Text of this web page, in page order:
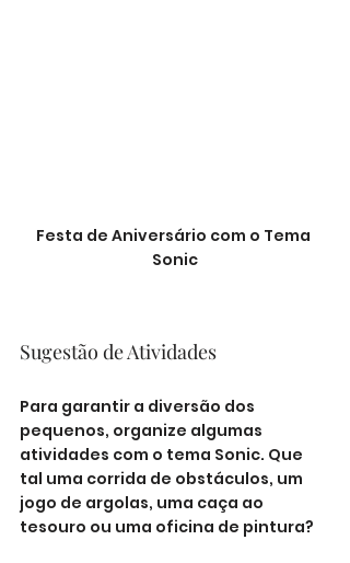
Festa de Aniversário com o Tema
Sonic
Sugestão de Atividades
Para garantir a diversão dos
pequenos, organize algumas
atividades com o tema Sonic. Que
tal uma corrida de obstáculos, um
jogo de argolas, uma caça ao
tesouro ou uma oficina de pintura?